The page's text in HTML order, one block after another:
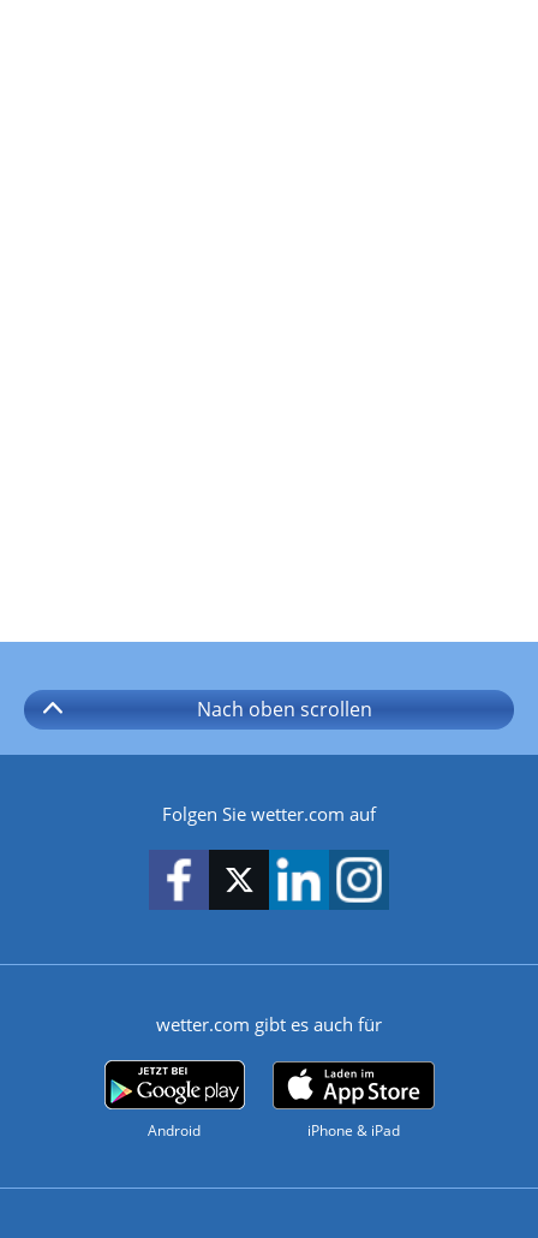
Nach oben scrollen
Folgen Sie wetter.com auf
wetter.com gibt es auch für
Android iPhone & iPad